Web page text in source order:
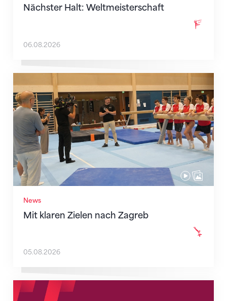
Nächster Halt: Weltmeisterschaft
06.08.2026
News
Mit klaren Zielen nach Zagreb
Mit klaren Zielen nach Zagreb
05.08.2026
Neue Empfangszeiten ab 1. August 2026